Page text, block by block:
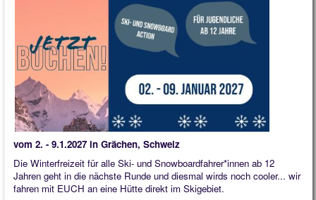
vom 2. - 9.1.2027 in Grächen, Schweiz
Die Winterfreizeit für alle Ski- und Snowboardfahrer*innen ab 12
Jahren geht in die nächste Runde und diesmal wirds noch cooler... wir
fahren mit EUCH an eine Hütte direkt im Skigebiet.